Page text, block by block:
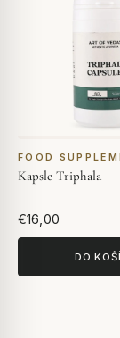
FOOD
Kapsle Triphala
€16,00
DO